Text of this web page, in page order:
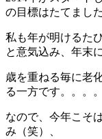
の目標はたてまし
私も年が明けるた
と意気込み、年末
歳を重ねる毎に老
る一方です。。。
なので、今年こそ
み（笑）、